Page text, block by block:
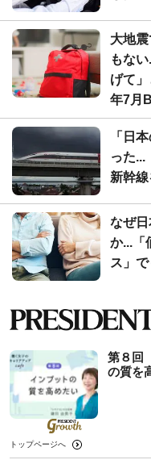
大地
もな
げて
年7月
「日
った...
新幹
なぜ
か...「
ス」
第８回
の質を
トップページへ